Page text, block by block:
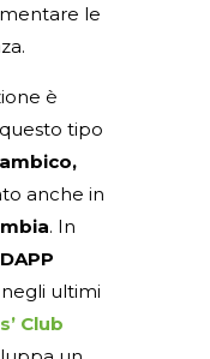
le
è
tipo
anche in
. In
DAPP
ultimi
Club